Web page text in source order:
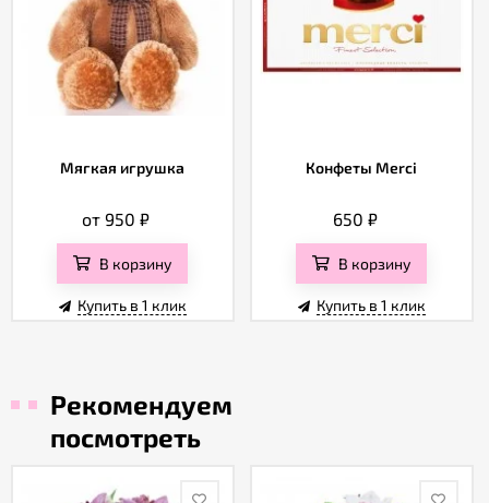
Мягкая игрушка
от 950₽
В корзину
Купить в 1 клик
Конфеты Merci
650 ₽
В корзину
Купить в 1 клик
Рекомендуем
посмотреть